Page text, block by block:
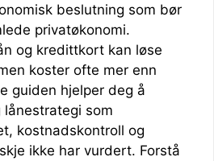
beslutning som bør
privatøkonomi.
og kredittkort kan løse
koster ofte mer enn
guiden hjelper deg å
lånestrategi som
kostnadskontroll og
ikke har vurdert. Forstå